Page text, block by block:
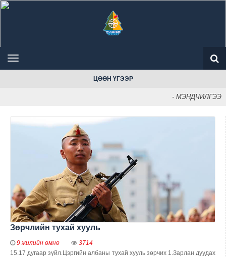
ЦӨӨН ҮГЭЭР
- МЭНДЧИЛГЭЭ
Зөрчлийн тухай хууль
9 жилийн өмнө
3714
15.17 дугаар зүйл.Цэргийн албаны тухай хууль зөрчих 1.Зарлан дуудах